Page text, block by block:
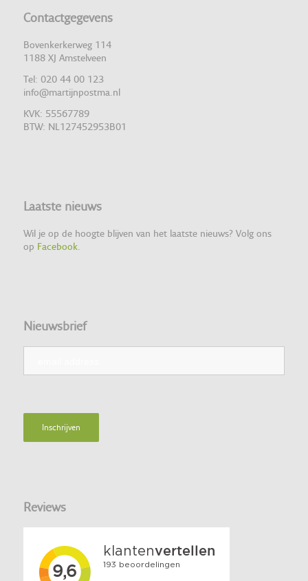
Contactgegevens
Bovenkerkerweg 114
1188 XJ Amstelveen
Tel: 020 44 00 123
info@martijnpostma.nl
KVK: 55567789
BTW: NL127452953B01
Laatste nieuws
Wil je op de hoogte blijven van het laatste nieuws? Volg ons
op Facebook.
Nieuwsbrief
Reviews